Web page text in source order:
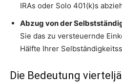
IRAs oder Solo 401(k)s
Abzug von der
Sie das zu versteuernde
Hälfte Ihrer
Die Bedeutung